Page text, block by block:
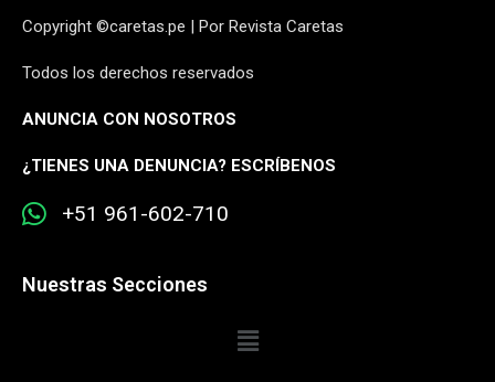
Copyright ©caretas.pe | Por Revista Caretas
Todos los derechos reservados
ANUNCIA CON NOSOTROS
¿TIENES UNA DENUNCIA? ESCRÍBENOS
+51 961-602-710
Nuestras Secciones